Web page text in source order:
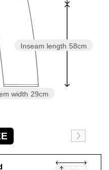
Inseam length 58cm
width 29cm